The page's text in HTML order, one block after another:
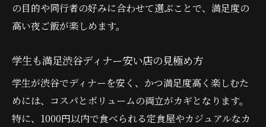
コスパ重視でも外さない渋谷ディナー実践
例
の目的や同行者の好みに合わせて選ぶことで、満足度の
高い夜ご飯が楽しめます。
学生も満足渋谷ディナー安い店の見極め方
学生が渋谷でディナーを安く、かつ満足度高く楽しむた
めには、コスパとボリュームの両立がカギとなります。
特に、1000円以内で食べられる定食屋やカジュアルなカ